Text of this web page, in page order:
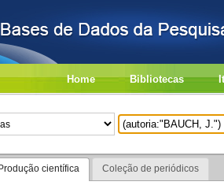
Home Bibliotecas
Produção científica Coleção de periódicos